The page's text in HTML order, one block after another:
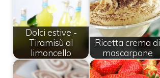
Dolci estive -
Tiramisù al
limoncello
Ricetta crema di
mascarpone